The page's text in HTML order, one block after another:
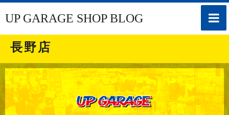
toggle
UP GARAGE SHOP BLOG
長野店